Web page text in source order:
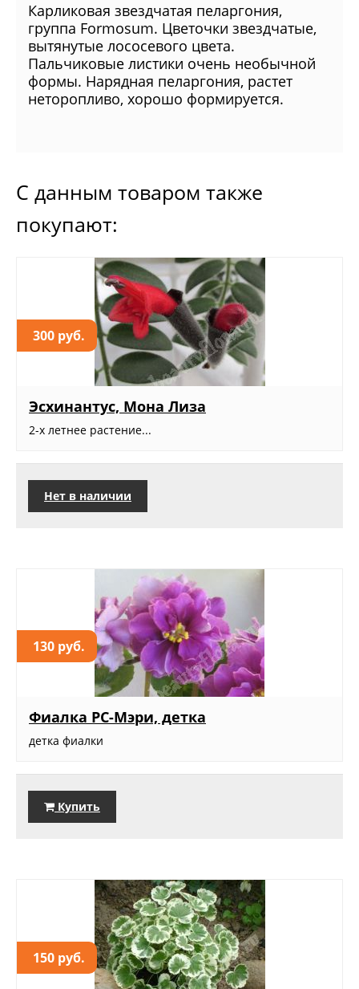
Карликовая звездчатая пеларгония,
группа Formosum. Цветочки звездчатые,
вытянутые лососевого цвета.
Пальчиковые листики очень необычной
формы. Нарядная пеларгония, растет
неторопливо, хорошо формируется.
С данным товаром также
покупают:
300 руб.
Эсхинантус, Мона Лиза
2-х летнее растение...
Нет в наличии
130 руб.
Фиалка РС-Мэри, детка
детка фиалки
Купить
150 руб.